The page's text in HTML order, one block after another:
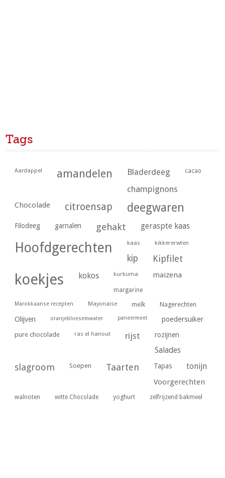
Tags
Aardappel amandelen Bladerdeeg cacao
champignons
Chocolade citroensap deegwaren
Filodeeg garnalen gehakt geraspte kaas
Hoofdgerechten kaas kikkererwten
kip Kipfilet
koekjes kokos kurkuma maizena
margarine
Marokkaanse recepten Mayonaise melk Nagerechten
Olijven oranjebloesemwater paneermeel poedersuiker
pure chocolade ras el hanout rijst rozijnen
Salades
slagroom Soepen Taarten Tapas tonijn
Voorgerechten
walnoten witte Chocolade yoghurt zelfrijzend bakmeel